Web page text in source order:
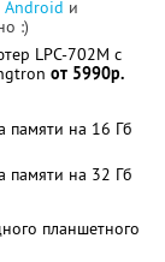
Android и
:)
LPC-702M с
от 5990р.
памяти на 16 Гб
памяти на 32 Гб
планшетного